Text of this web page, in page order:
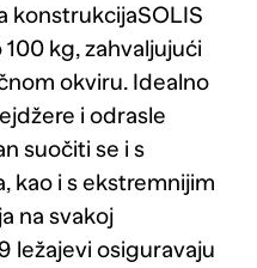
konstrukcijaSOLIS
kg, zahvaljujući
okviru. Idealno
i odrasle
suočiti se i s
kao i s ekstremnijim
na svakoj
ležajevi osiguravaju